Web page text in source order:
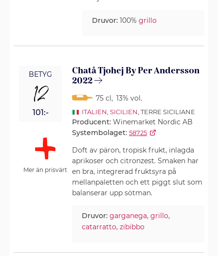
Druvor: 100%grillo
BETYG
12
101:-
Mer än prisvärt
Chatå Tjohej By Per Andersson
2022
75 cl, 13% vol.
ITALIEN SICILIEN , TERRE SICILIANE
Producent:Winemarket Nordic AB
Systembolaget: 58725
Doft av päron, tropisk frukt, inlagda
aprikoser och citronzest. Smaken har
en bra, integrerad fruktsyra på
mellanpaletten och ett piggt slut som
balanserar upp sötman.
Druvor: garganega,grillo,
catarratto,zibibbo